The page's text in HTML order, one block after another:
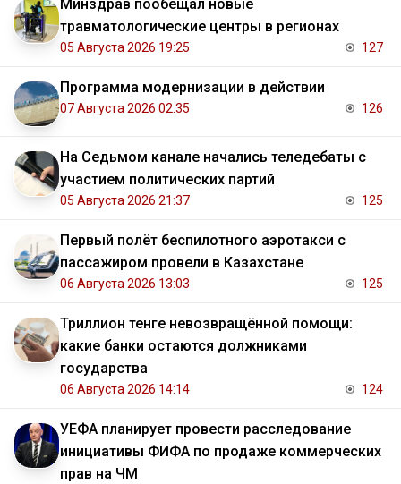
Минздрав пообещал новые
травматологические центры в регионах
05 Августа 2026 19:25 127
Программа модернизации в действии
07 Августа 2026 02:35 126
На Седьмом канале начались теледебаты с
участием политических партий
05 Августа 2026 21:37 125
Первый полёт беспилотного аэротакси с
пассажиром провели в Казахстане
06 Августа 2026 13:03 125
Триллион тенге невозвращённой помощи:
какие банки остаются должниками
государства
06 Августа 2026 14:14 124
УЕФА планирует провести расследование
инициативы ФИФА по продаже коммерческих
прав на ЧМ